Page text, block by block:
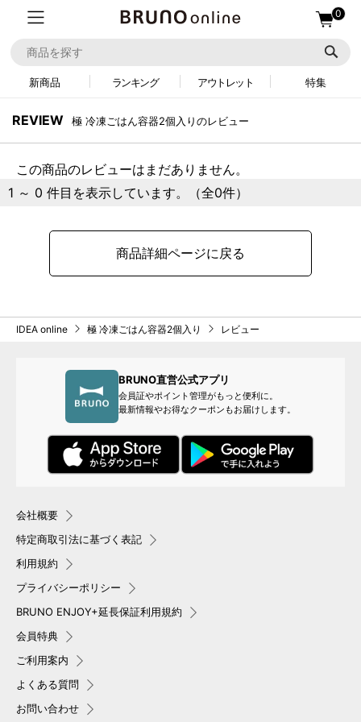
0
新商品 ランキング アウトレット 特集
REVIEW 極 冷凍ごはん容器2個入りのレビュー
この商品のレビューはまだありません。
1 ～ 0 件目を表示しています。（全0件）
商品詳細ページに戻る
IDEA online 極 冷凍ごはん容器2個入り レビュー
BRUNO直営公式アプリ
会員証やポイント管理がもっと便利に。
最新情報やお得なクーポンもお届けします。
会社概要
特定商取引法に基づく表記
利用規約
プライバシーポリシー
BRUNO ENJOY+延長保証利用規約
会員特典
ご利用案内
よくある質問
お問い合わせ